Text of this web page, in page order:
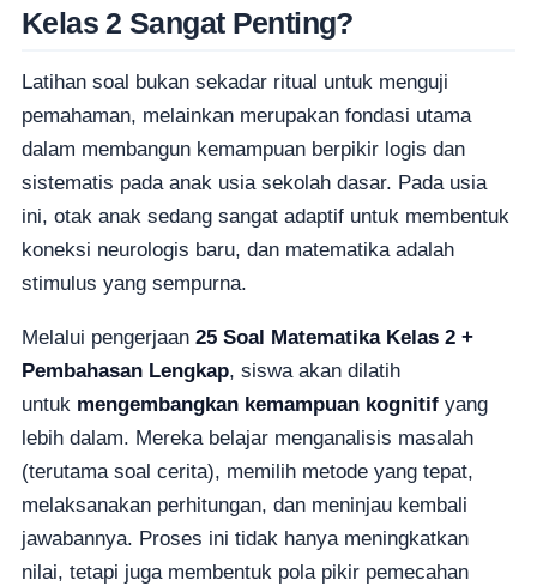
Kelas 2 Sangat Penting?
Latihan soal bukan sekadar ritual untuk menguji
pemahaman, melainkan merupakan fondasi utama
dalam membangun kemampuan berpikir logis dan
sistematis pada anak usia sekolah dasar. Pada usia
ini, otak anak sedang sangat adaptif untuk membentuk
koneksi neurologis baru, dan matematika adalah
stimulus yang sempurna.
Melalui pengerjaan 25 Soal Matematika Kelas 2 +
Pembahasan Lengkap, siswa akan dilatih
untuk mengembangkan kemampuan kognitif yang
lebih dalam. Mereka belajar menganalisis masalah
(terutama soal cerita), memilih metode yang tepat,
melaksanakan perhitungan, dan meninjau kembali
jawabannya. Proses ini tidak hanya meningkatkan
nilai, tetapi juga membentuk pola pikir pemecahan